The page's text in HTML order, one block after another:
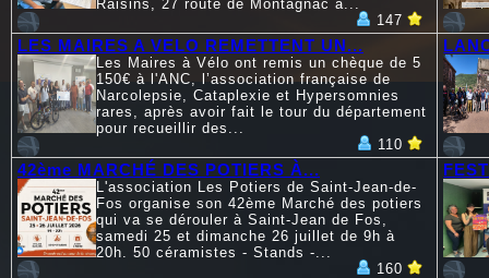
Raisins, 27 route de Montagnac à...
147
LES MAIRES A VELO REMETTENT UN...
Les Maires à Vélo ont remis un chèque de 5
150€ à l'ANC, l’association française de
Narcolepsie, Cataplexie et Hypersomnies
rares, après avoir fait le tour du département
pour recueillir des...
110
42ème MARCHÉ DES POTIERS À...
L'association Les Potiers de Saint-Jean-de-
Fos organise son 42ème Marché des potiers
qui va se dérouler à Saint-Jean de Fos,
samedi 25 et dimanche 26 juillet de 9h à
20h. 50 céramistes - Stands -...
160